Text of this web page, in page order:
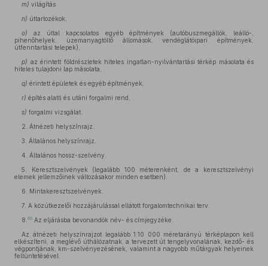
m) világítás
n) úttartozékok,
o) az úttal kapcsolatos egyéb építmények (autóbuszmegállók, leálló-,
pihenőhelyek, üzemanyagtöltő állomások, vendéglátóipari építmények,
útfenntartási telepek),
p) az érintett földrészletek hiteles ingatlan-nyilvántartási térkép másolata és
hiteles tulajdoni lap másolata,
q) érintett épületek és egyéb építmények,
r) építés alatti és utáni forgalmi rend,
s) forgalmi vizsgálat.
2. Átnézeti helyszínrajz.
3. Általános helyszínrajz.
4. Általános hossz-szelvény.
5. Keresztszelvények (legalább 100 méterenként, de a keresztszelvényi
elemek jellemzőinek változásakor minden esetben).
6. Mintakeresztszelvények.
7. A közútkezelői hozzájárulással ellátott forgalomtechnikai terv.
8. 65 Az eljárásba bevonandók név- és címjegyzéke.
Az átnézeti helyszínrajzot legalább 1:10 000 méretarányú térképlapon kell
elkészíteni, a meglévő úthálózatnak, a tervezett út tengelyvonalának, kezdő- és
végpontjának, km-szelvényezésének, valamint a nagyobb műtárgyak helyeinek
feltüntetésével.